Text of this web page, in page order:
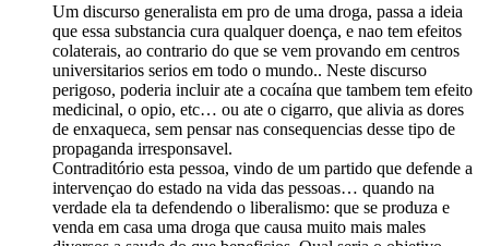
Um discurso generalista em pro de uma droga, passa a ideia
que essa substancia cura qualquer doença, e nao tem efeitos
colaterais, ao contrario do que se vem provando em centros
universitarios serios em todo o mundo.. Neste discurso
perigoso, poderia incluir ate a cocaína que tambem tem efeito
medicinal, o opio, etc… ou ate o cigarro, que alivia as dores
de enxaqueca, sem pensar nas consequencias desse tipo de
propaganda irresponsavel.
Contraditório esta pessoa, vindo de um partido que defende a
intervençao do estado na vida das pessoas… quando na
verdade ela ta defendendo o liberalismo: que se produza e
venda em casa uma droga que causa muito mais males